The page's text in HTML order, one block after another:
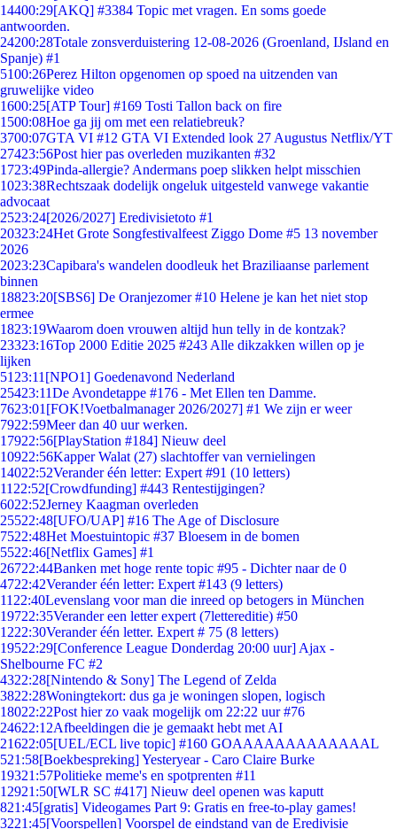
14400:29[AKQ] #3384 Topic met vragen. En soms goede
antwoorden.
24200:28Totale zonsverduistering 12-08-2026 (Groenland, IJsland en
Spanje) #1
5100:26Perez Hilton opgenomen op spoed na uitzenden van
gruwelijke video
1600:25[ATP Tour] #169 Tosti Tallon back on fire
1500:08Hoe ga jij om met een relatiebreuk?
3700:07GTA VI #12 GTA VI Extended look 27 Augustus Netflix/YT
27423:56Post hier pas overleden muzikanten #32
1723:49Pinda-allergie? Andermans poep slikken helpt misschien
1023:38Rechtszaak dodelijk ongeluk uitgesteld vanwege vakantie
advocaat
2523:24[2026/2027] Eredivisietoto #1
20323:24Het Grote Songfestivalfeest Ziggo Dome #5 13 november
2026
2023:23Capibara's wandelen doodleuk het Braziliaanse parlement
binnen
18823:20[SBS6] De Oranjezomer #10 Helene je kan het niet stop
ermee
1823:19Waarom doen vrouwen altijd hun telly in de kontzak?
23323:16Top 2000 Editie 2025 #243 Alle dikzakken willen op je
lijken
51 23:11 [NPO1] Goedenavond Nederland
25423:11De Avondetappe #176 - Met Ellen ten Damme.
7623:01 [FOK!Voetbalmanager 2026/2027] #1 We zijn er weer
7922:59Meer dan 40 uur werken.
17922:56[PlayStation #184] Nieuw deel
10922:56Kapper Walat (27) slachtoffer van vernielingen
14022:52Verander één letter: Expert #91 (10 letters)
11 22:52[Crowdfunding] #443 Rentestijgingen?
6022:52Jerney Kaagman overleden
25522:48[UFO/UAP] #16 The Age of Disclosure
7522:48Het Moestuintopic #37 Bloesem in de bomen
5522:46[Netflix Games] #1
26722:44Banken met hoge rente topic #95 - Dichter naar de 0
4722:42Verander één letter: Expert #143 (9 letters)
11 22:40Levenslang voor man die inreed op betogers in München
19722:35Verander een letter expert (7lettereditie) #50
1222:30Verander één letter. Expert # 75 (8 letters)
19522:29[Conference League Donderdag 20:00 uur] Ajax -
Shelbourne FC #2
4322:28[Nintendo & Sony] The Legend of Zelda
3822:28Woningtekort: dus ga je woningen slopen, logisch
18022:22Post hier zo vaak mogelijk om 22:22 uur #76
24622:12Afbeeldingen die je gemaakt hebt met AI
21622:05[UEL/ECL live topic] #160 GOAAAAAAAAAAAAAL
521:58[Boekbespreking] Yesteryear - Caro Claire Burke
19321:57Politieke meme's en spotprenten #11
12921:50[WLR SC #417] Nieuw deel openen was kaputt
821:45[gratis] Videogames Part 9: Gratis en free-to-play games!
3221:45[Voorspellen] Voorspel de eindstand van de Eredivisie